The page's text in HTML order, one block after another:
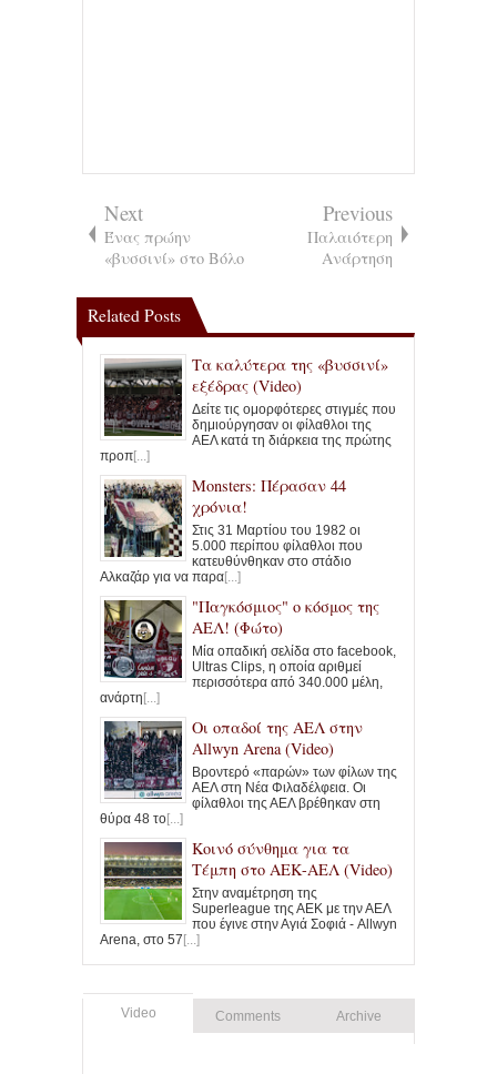
Next
Ένας πρώην
«βυσσινί» στο Βόλο
Previous
Παλαιότερη
Ανάρτηση
Related Posts
Τα καλύτερα της «βυσσινί»
εξέδρας (Video)
Δείτε τις ομορφότερες στιγμές που
δημιούργησαν οι φίλαθλοι της
ΑΕΛ κατά τη διάρκεια της πρώτης
προπ[...]
Monsters: Πέρασαν 44
χρόνια!
Στις 31 Μαρτίου του 1982 οι
5.000 περίπου φίλαθλοι που
κατευθύνθηκαν στο στάδιο
Αλκαζάρ για να παρα[...]
"Παγκόσμιος" ο κόσμος της
ΑΕΛ! (Φώτο)
Μία οπαδική σελίδα στο facebook,
Ultras Clips, η οποία αριθμεί
περισσότερα από 340.000 μέλη,
ανάρτη [...]
Οι οπαδοί της ΑΕΛ στην
Allwyn Arena (Video)
Βροντερό «παρών» των φίλων της
ΑΕΛ στη Νέα Φιλαδέλφεια. Οι
φίλαθλοι της ΑΕΛ βρέθηκαν στη
θύρα 48 το[...]
Κοινό σύνθημα για τα
Τέμπη στο ΑΕΚ-ΑΕΛ (Video)
Στην αναμέτρηση της
Superleague της ΑΕΚ με την ΑΕΛ
που έγινε στην Αγιά Σοφιά - Allwyn
Arena, στο 57 [...]
Video Comments Archive